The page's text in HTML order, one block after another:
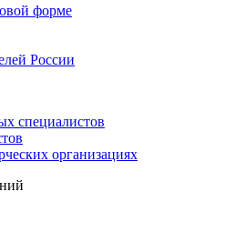
форме
России
специалистов
организациях